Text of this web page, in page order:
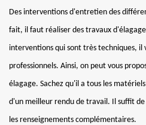
Des interventions d'entretien des
fait, il faut réaliser des travaux
interventions qui sont très techniques, il
professionnels. Ainsi, on peut vous
élagage. Sachez qu'il a tous les
d'un meilleur rendu de travail. Il suffit
les renseignements complémentaires.